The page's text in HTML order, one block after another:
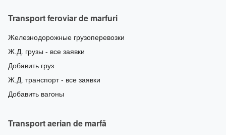
Transport feroviar de marfuri
Железнодорожные грузоперевозки
Ж.Д. грузы - все заявки
Добавить груз
Ж.Д. транспорт - все заявки
Добавить вагоны
Transport aerian de marfă